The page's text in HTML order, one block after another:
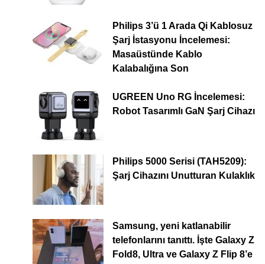
Philips 3’ü 1 Arada Qi Kablosuz
Şarj İstasyonu İncelemesi:
Masaüstünde Kablo
Kalabalığına Son
UGREEN Uno RG İncelemesi:
Robot Tasarımlı GaN Şarj Cihazı
Philips 5000 Serisi (TAH5209):
Şarj Cihazını Unutturan Kulaklık
Samsung, yeni katlanabilir
telefonlarını tanıttı. İşte Galaxy Z
Fold8, Ultra ve Galaxy Z Flip 8’e